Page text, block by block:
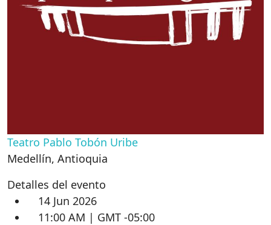
Teatro Pablo Tobón Uribe
Medellín, Antioquia
Detalles del evento
14 Jun 2026
11:00 AM | GMT -05:00